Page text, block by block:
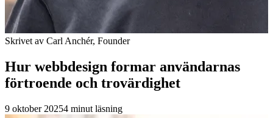
Skrivet av Carl Anchér, Founder
Hur webbdesign formar användarnas
förtroende och trovärdighet
9 oktober 20254 minut läsning